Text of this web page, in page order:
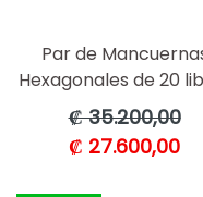
Par de
Hexagonales de 20
Precio
habitual
₡ 35.200,00
₡ 27.600,00